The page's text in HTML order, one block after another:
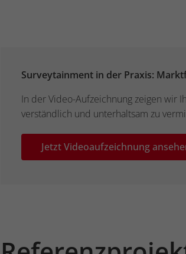
Surveytainment in der Praxis:
In der Video-Aufzeichnung zeigen wir
verständlich und unterhaltsam zu
Jetzt Videoaufzeichnung